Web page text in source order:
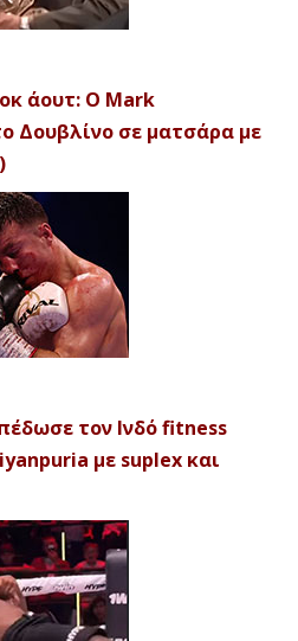
άουτ: Ο Mark
Δουβλίνο σε ματσάρα με
τον Ινδό fitness
με suplex και